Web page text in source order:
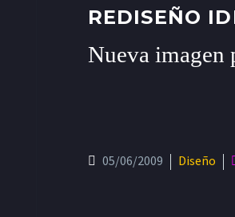
REDISEÑO
Nueva imagen
05/06/2009 Diseño